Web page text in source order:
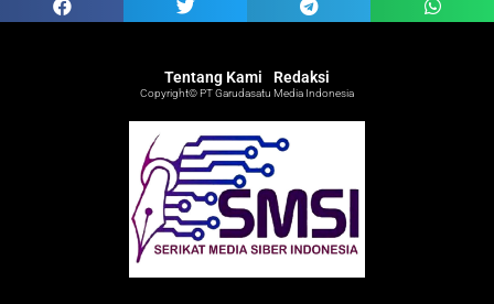
Tentang Kami Redaksi
Copyright© PT Garudasatu Media Indonesia